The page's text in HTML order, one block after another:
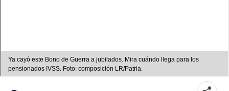
Ya cayó este Bono de Guerra a jubilados. Mira cuándo llega para los
pensionados IVSS. Foto: composición LR/Patria.